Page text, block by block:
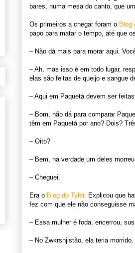
bares, numa mesa do canto, que
Os primeiros a chegar foram o Blog
papo para matar o tempo, até que
– Não dá mais para morar aqui.
– Ah, mas isso é em todo lugar,
elas são feitas de queijo e sangue
– Aqui em Paquetá devem ser feitas
– Bom, não dá para comparar
têm em Paquetá por ano? Dois?
– Oito?
– Bem, na verdade um deles
– Cheguei.
Era o Blog do Tyler. Explicou que
fez com que ele não conseguisse
– Essa mulher é foda, encerrou,
– No Zwkrshjistão, ela teria